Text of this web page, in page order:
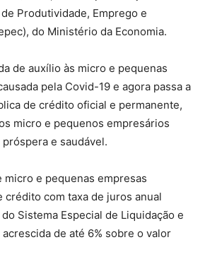
Produtividade, Emprego e
do Ministério da Economia.
de auxílio às micro e pequenas
pela Covid-19 e agora passa a
de crédito oficial e permanente,
micro e pequenos empresários
e saudável.
micro e pequenas empresas
crédito com taxa de juros anual
Sistema Especial de Liquidação e
de até 6% sobre o valor